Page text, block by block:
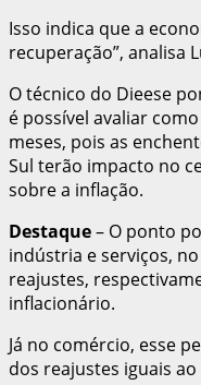
Isso indica que a
recuperação”, analisa
O técnico do Dieese
é possível avaliar
meses, pois as
Sul terão impacto no
sobre a inflação.
Destaque– O ponto
indústria e serviços, no
reajustes,
inflacionário.
Já no comércio, esse
dos reajustes iguais